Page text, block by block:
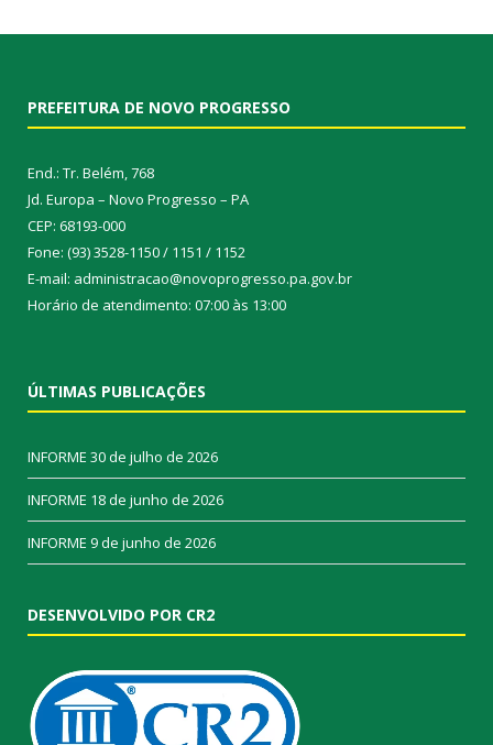
PREFEITURA DE NOVO PROGRESSO
End.: Tr. Belém, 768
Jd. Europa – Novo Progresso – PA
CEP: 68193-000
Fone: (93) 3528-1150 / 1151 / 1152
E-mail: administracao@novoprogresso.pa.gov.br
Horário de atendimento: 07:00 às 13:00
ÚLTIMAS PUBLICAÇÕES
INFORME 30 de julho de 2026
INFORME 18 de junho de 2026
INFORME 9 de junho de 2026
DESENVOLVIDO POR CR2